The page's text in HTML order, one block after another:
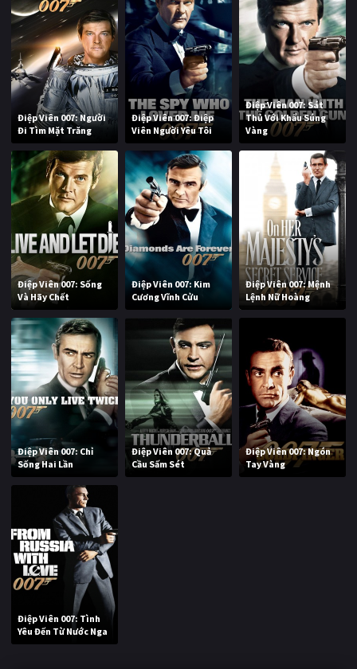
Điệp Viên 007: Người
Đi Tìm Mặt Trăng
Điệp Viên 007: Điệp
Viên Người Yêu Tôi
Điệp Viên 007: Sát
Thủ Với Khẩu Súng
Vàng
Điệp Viên 007: Sống
Và Hãy Chết
Điệp Viên 007: Kim
Cương Vĩnh Cửu
Điệp Viên 007: Mệnh
Lệnh Nữ Hoàng
Điệp Viên 007: Chỉ
Sống Hai Lần
Điệp Viên 007: Quả
Cầu Sấm Sét
Điệp Viên 007: Ngón
Tay Vàng
Điệp Viên 007: Tình
Yêu Đến Từ Nước Nga